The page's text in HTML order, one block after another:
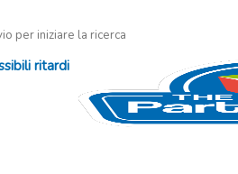
per iniziare la ricerca
ritardi